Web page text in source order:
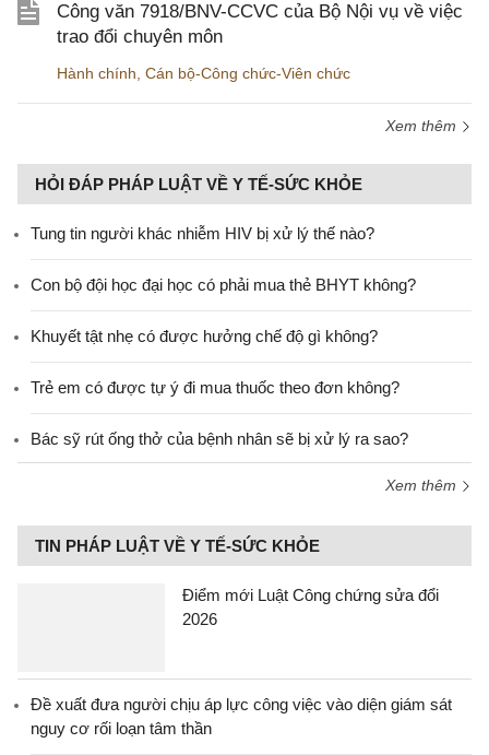
Công văn 7918/BNV-CCVC của Bộ Nội vụ về việc
trao đổi chuyên môn
Hành chính Cán bộ-Công chức-Viên chức
Xem thêm
HỎI ĐÁP PHÁP LUẬT VỀ Y TẾ-SỨC KHỎE
Tung tin người khác nhiễm HIV bị xử lý thế nào?
Con bộ đội học đại học có phải mua thẻ BHYT không?
Khuyết tật nhẹ có được hưởng chế độ gì không?
Trẻ em có được tự ý đi mua thuốc theo đơn không?
Bác sỹ rút ống thở của bệnh nhân sẽ bị xử lý ra sao?
Xem thêm
TIN PHÁP LUẬT VỀ Y TẾ-SỨC KHỎE
Điểm mới Luật Công chứng sửa đổi
2026
Đề xuất đưa người chịu áp lực công việc vào diện giám sát
nguy cơ rối loạn tâm thần